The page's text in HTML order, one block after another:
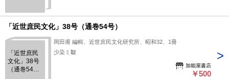
「近世庶民文化」38号（通巻54号）
「近世庶民
文化」38号
（通巻54
岡田甫 編輯、近世庶民文化研究所、昭和32、1冊
少染ミ皺
加能屋書店
￥500